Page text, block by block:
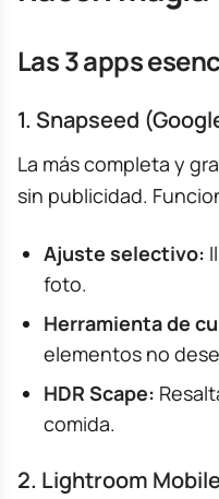
Las 3 apps
1. Snapseed
La más completa y
sin publicidad.
Ajuste selectivo:
foto.
Herramienta de
elementos no
HDR Scape:
comida.
2. Lightroom